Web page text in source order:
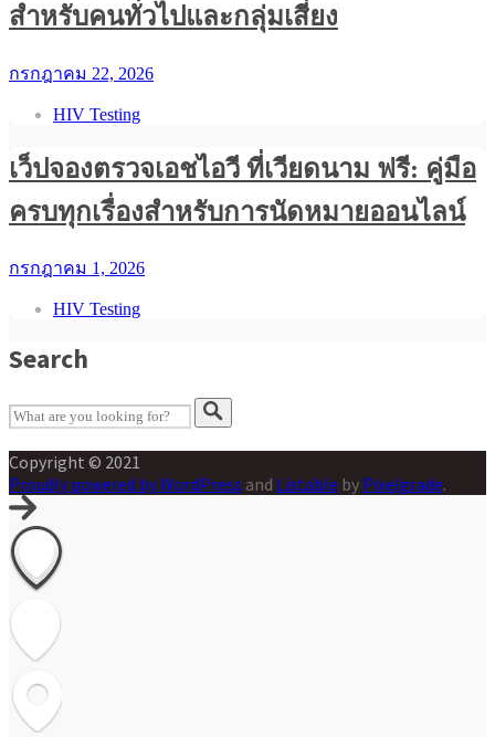
สำหรับคนทั่วไปและกลุ่มเสี่ยง
กรกฎาคม 22, 2026
HIV Testing
เว็ปจองตรวจเอชไอวี ที่เวียดนาม ฟรี: คู่มือ
ครบทุกเรื่องสำหรับการนัดหมายออนไลน์
กรกฎาคม 1, 2026
HIV Testing
Search
Copyright © 2021
Proudly powered by WordPress and Listable by Pixelgrade.